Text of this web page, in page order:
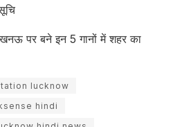
पर बने इन 5 गानों में शहर का
lucknow
hindi